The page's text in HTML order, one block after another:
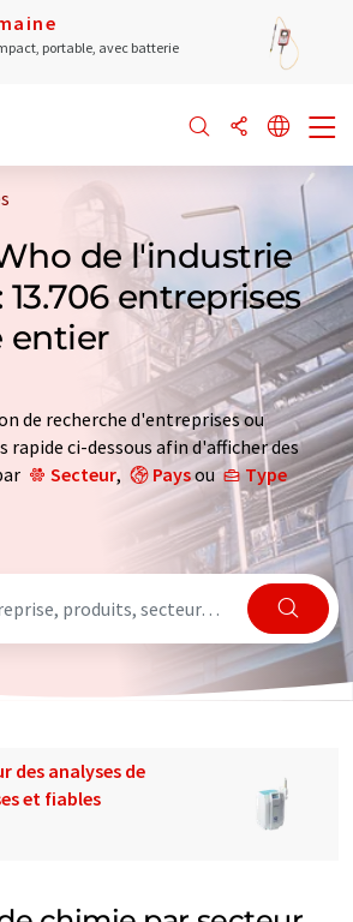
portable, avec batterie
de l'industrie
entreprises
entier
de recherche d'entreprises ou
rapide ci-dessous afin d'afficher des
Secteur, Paysou
Type
des analyses de
et fiables